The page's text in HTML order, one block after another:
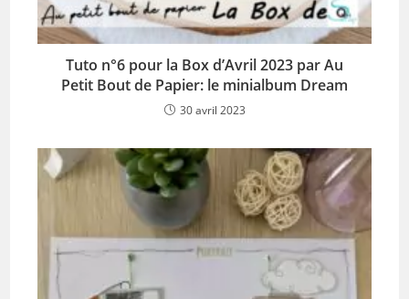
Tuto n°6 pour la Box d’Avril 2023 par Au
Petit Bout de Papier: le minialbum Dream
30 avril 2023